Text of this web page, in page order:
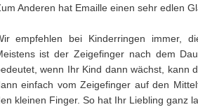
Anderen hat Emaille einen sehr edlen
empfehlen bei Kinderringen immer,
ist der Zeigefinger nach dem
wenn Ihr Kind dann wächst, kann
einfach vom Zeigefinger auf den
kleinen Finger. So hat Ihr Liebling ganz